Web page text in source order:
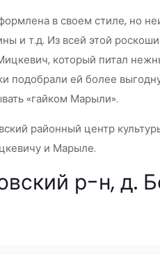
в своем стиле, но
и т.д. Из всей этой
который питал
ей более
«гайком Марыли».
районный центр
и Марыле.
р-н, д.